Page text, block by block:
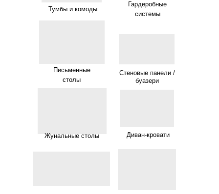
Тумбы и комоды
Диван-кровати
Жунальные столы
Гардеробные
системы
Стеновые панели /
буазери
Письменные
столы